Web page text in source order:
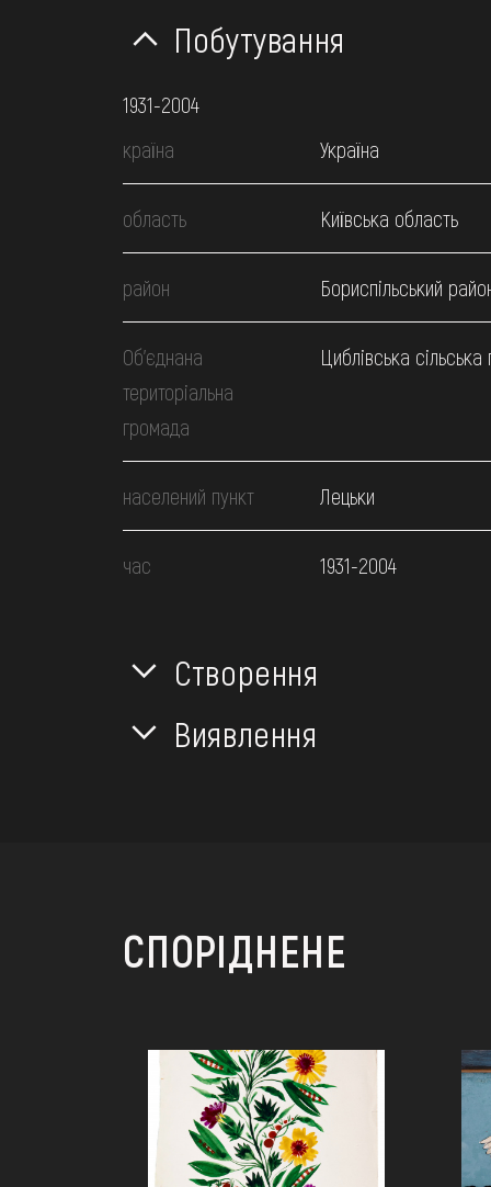
Побутування
1931-2004
країна
Україна
область Київська область
район Бориспільський
Об’єднана
територіальна
громада
Циблівська
населений пункт Лецьки
час 1931-2004
Створення
Виявлення
СПОРІДНЕНЕ